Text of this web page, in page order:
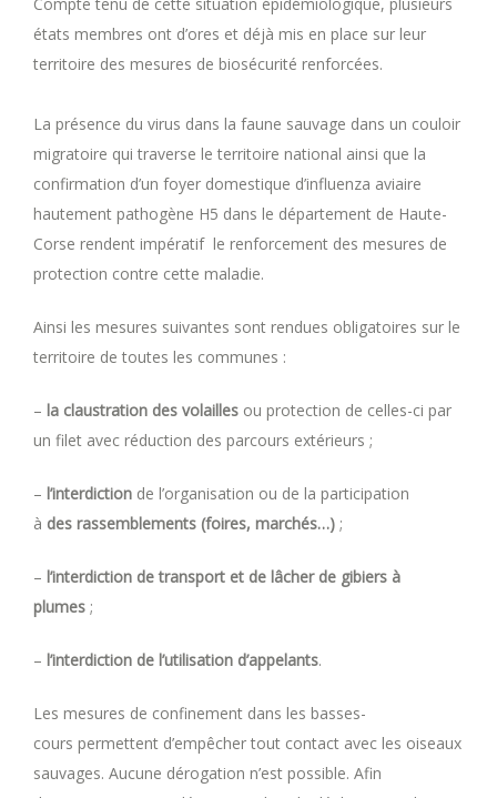
Compte tenu de cette situation épidémiologique, plusieurs
états membres ont d’ores et déjà mis en place sur leur
territoire des mesures de biosécurité renforcées.
La présence du virus dans la faune sauvage dans un couloir
migratoire qui traverse le territoire national ainsi que la
confirmation d’un foyer domestique d’influenza aviaire
hautement pathogène H5 dans le département de Haute-
Corse rendent impératif le renforcement des mesures de
protection contre cette maladie.
Ainsi les mesures suivantes sont rendues obligatoires sur le
territoire de toutes les communes :
– la claustration des volailles ou protection de celles-ci par
un filet avec réduction des parcours extérieurs ;
– l’interdiction de l’organisation ou de la participation
à des rassemblements (foires, marchés…) ;
– l’interdiction de transport et de lâcher de gibiers à
plumes ;
– l’interdiction de l’utilisation d’appelants.
Les mesures de confinement dans les basses-
cours permettent d’empêcher tout contact avec les oiseaux
sauvages. Aucune dérogation n’est possible. Afin